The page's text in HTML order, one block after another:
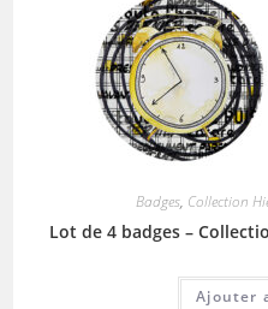
Badges, Collection
Lot de 4 badges –
Ajouter